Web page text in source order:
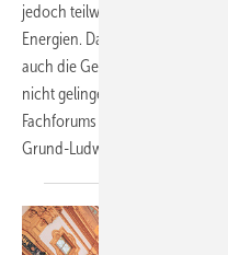
jedoch teilweise immer noch
Energien. Das ist notwendig,
auch die Gebäudehülle in den
nicht gelingen. Das ist der
Fachforums Gebäudehülle am
Grund-Ludwig